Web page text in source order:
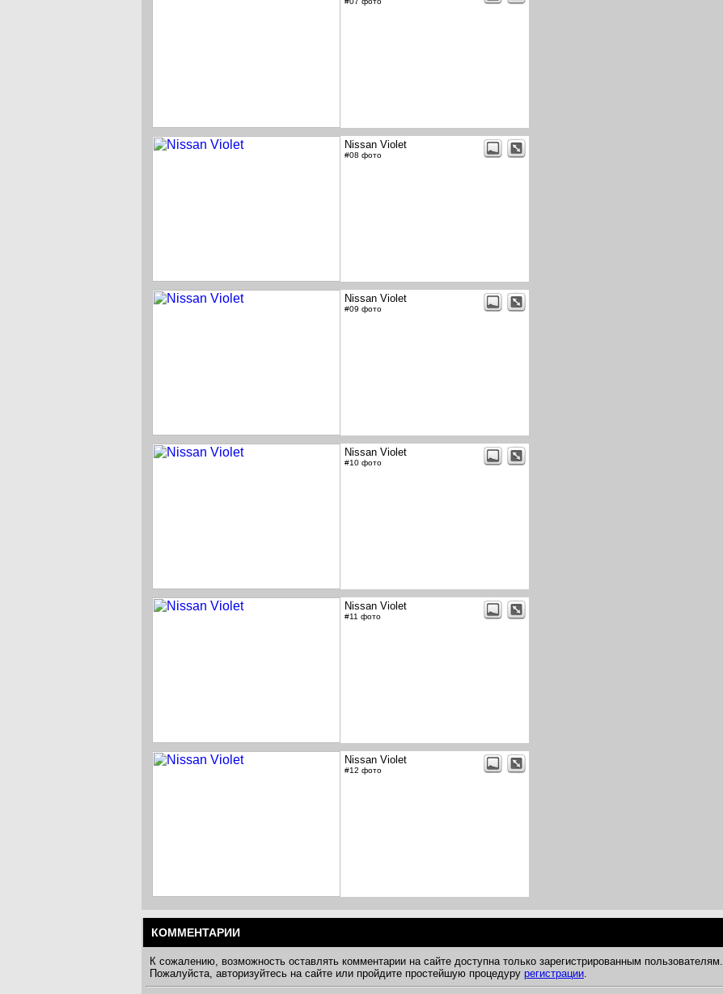
Nissan Violet
#08 фото
Nissan Violet
#09 фото
Nissan Violet
#10 фото
Nissan Violet
#11 фото
Nissan Violet
#12 фото
КОММЕНТАРИИ
К сожалению, возможность оставлять комментарии на сайте доступна только зарегистрированным пользователям.
Пожалуйста, авторизуйтесь на сайте или пройдите простейшую процедуру регистрации.